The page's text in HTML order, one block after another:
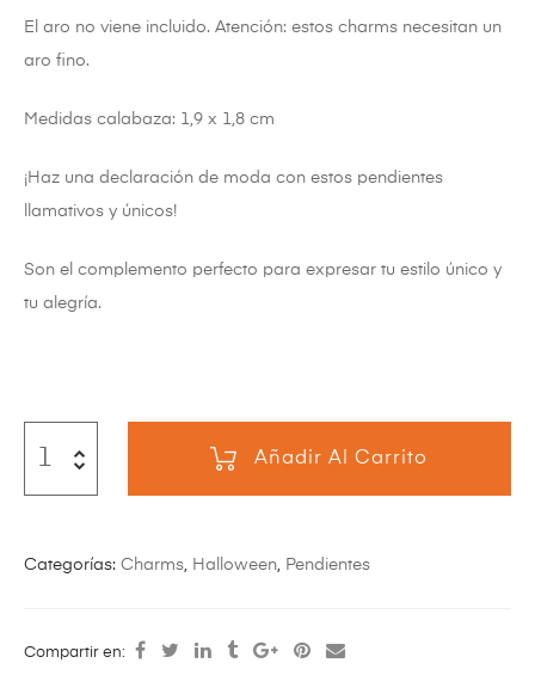
El aro no viene incluido. Atención: estos charms necesitan un
aro fino.
Medidas calabaza: 1,9 x 1,8 cm
¡Haz una declaración de moda con estos pendientes
llamativos y únicos!
Son el complemento perfecto para expresar tu estilo único y
tu alegría.
Añadir Al Carrito
Categorías: Charms, Halloween, Pendientes
Compartir en: